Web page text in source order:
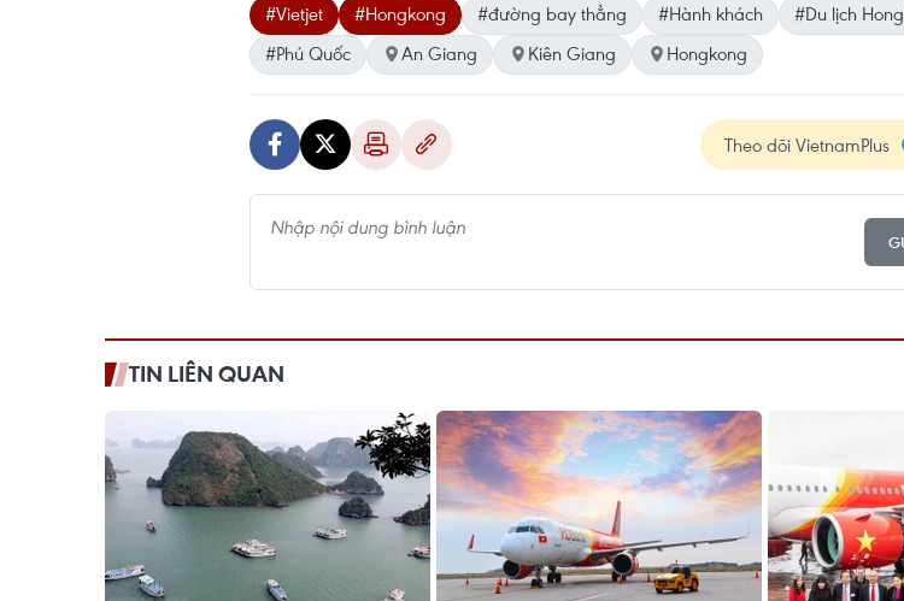
#Vietjet #Hongkong #đường bay thẳng #Hành khách
#Du lịch
#Phú Quốc
An Giang Kiên Giang Hongkong
Theo dõi VietnamPlus
TIN LIÊN QUAN